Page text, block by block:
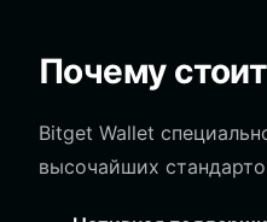
Почему
Bitget Wallet
высочайших